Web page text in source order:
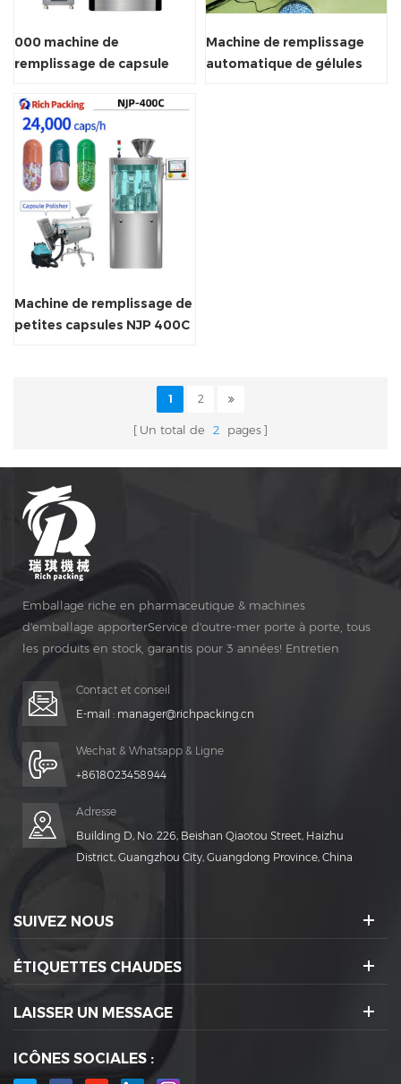
000 machine de
remplissage de capsule
Machine de remplissage
automatique de gélules
Machine de remplissage de
petites capsules NJP 400C
1 2
Un total de 2 pages
Emballage riche en pharmaceutique & machines
d'emballage apporterService d'outre-mer porte à porte, tous
les produits en stock, garantis pour 3 années! Entretien
Contact et conseil
E-mail : manager@richpacking.cn
Wechat & Whatsapp & Ligne
+8618023458944
Adresse
Building D, No. 226, Beishan Qiaotou Street, Haizhu
District, Guangzhou City, Guangdong Province, China
SUIVEZ NOUS
ÉTIQUETTES CHAUDES
LAISSER UN MESSAGE
ICÔNES SOCIALES :